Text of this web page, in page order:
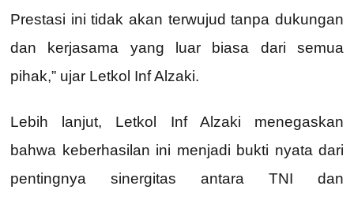
Prestasi ini tidak akan terwujud tanpa dukungan
dan kerjasama yang luar biasa dari semua
pihak,” ujar Letkol Inf Alzaki.
Lebih lanjut, Letkol Inf Alzaki menegaskan
bahwa keberhasilan ini menjadi bukti nyata dari
pentingnya sinergitas antara TNI dan